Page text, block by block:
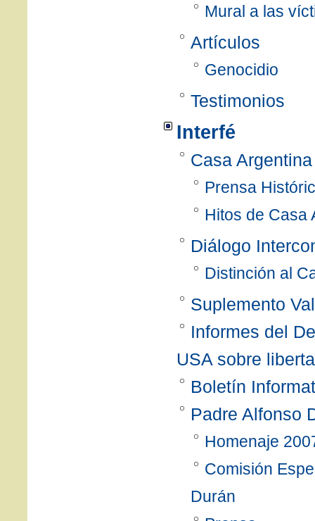
Mural a las
Artículos
Genocidio
Testimonios
Interfé
Casa Argentina
Prensa
Hitos de Casa
Diálogo
Distinción al
Suplemento
Informes del
USA sobre
Boletín
Padre Alfonso
Homenaje
Comisión
Durán